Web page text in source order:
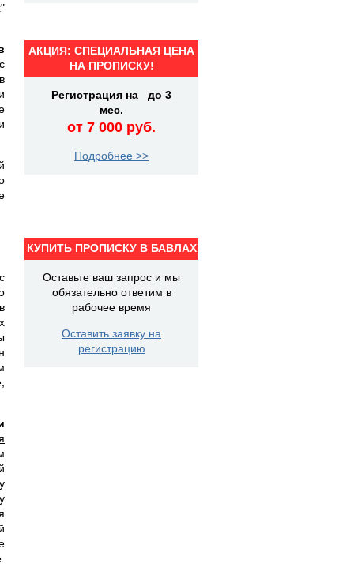
АКЦИЯ: СПЕЦИАЛЬНАЯ ЦЕНА
НА ПРОПИСКУ!
Регистрация на до 3
мес.
от 7 000 руб.
Подробнее >>
КУПИТЬ ПРОПИСКУ В БАВЛАХ
Оставьте ваш запрос и мы
обязательно ответим в
рабочее время
Оставить заявку на
регистрацию